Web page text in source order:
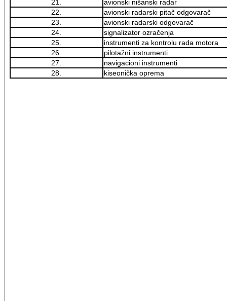
21.
avionski nišanski radar
22.
avionski radarski pitač odgovarač
23.
avionski radarski odgovarač
24.
signalizator ozračenja
25.
instrumenti za kontrolu rada motora
26.
pilotažni instrumenti
27.
navigacioni instrumenti
28.
kiseonička oprema